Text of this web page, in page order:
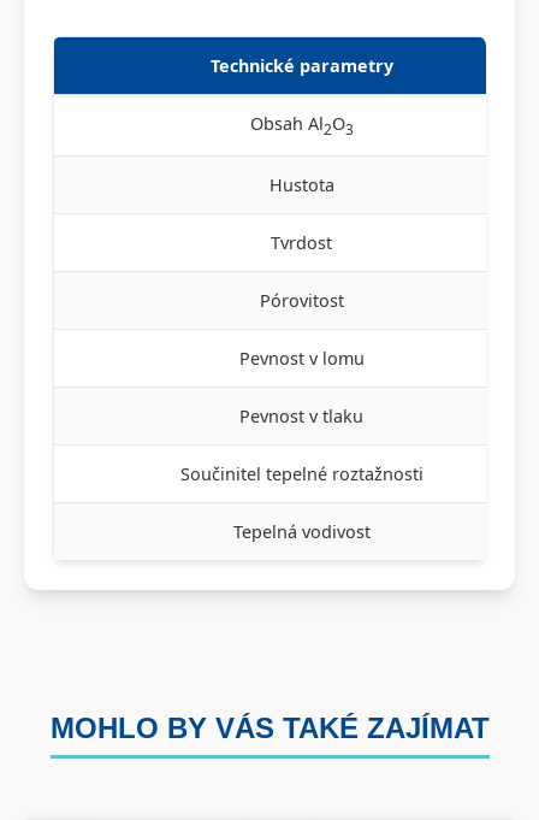
Technické parametry
Obsah Al2O3
Hustota
Tvrdost
Pórovitost
Pevnost v lomu
Pevnost v tlaku
Součinitel tepelné roztažnosti
Tepelná vodivost
MOHLO BY VÁS TAKÉ ZAJÍMAT